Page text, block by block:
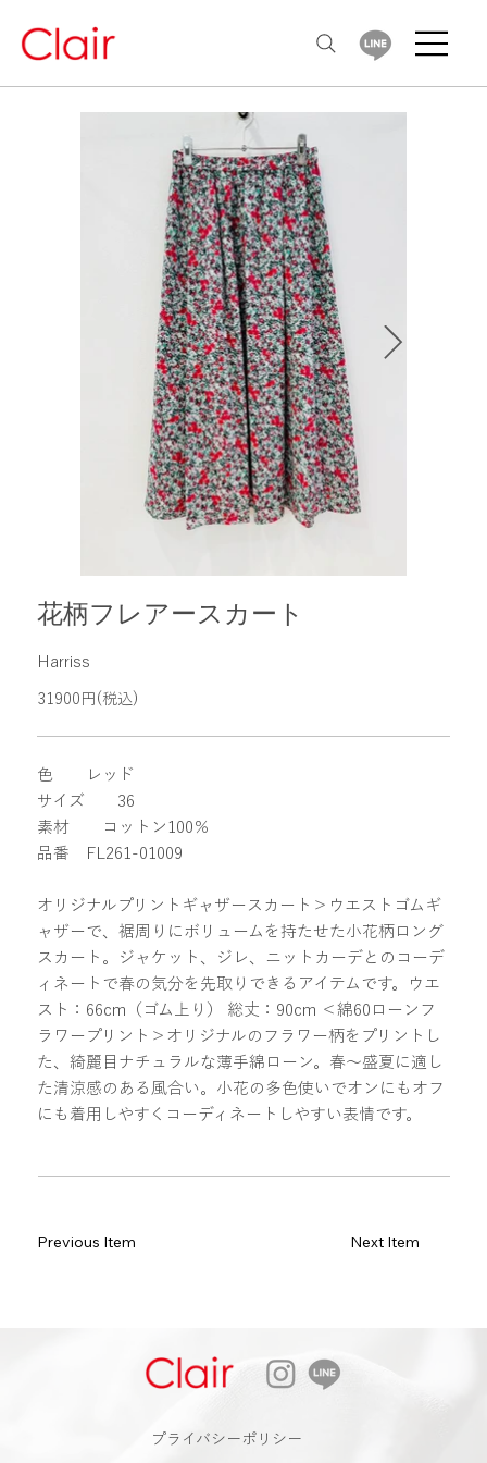
花柄フレアースカート
Harriss
31900円(税込)
色 レッド
サイズ 36
素材 コットン100％
品番 FL261-01009
オリジナルプリントギャザースカート＞ウエストゴムギ
ャザーで、裾周りにボリュームを持たせた小花柄ロング
スカート。ジャケット、ジレ、ニットカーデとのコーデ
ィネートで春の気分を先取りできるアイテムです。ウエ
スト：66cm（ゴム上り） 総丈：90cm ＜綿60ローンフ
ラワープリント＞オリジナルのフラワー柄をプリントし
た、綺麗目ナチュラルな薄手綿ローン。春～盛夏に適し
た清涼感のある風合い。小花の多色使いでオンにもオフ
にも着用しやすくコーディネートしやすい表情です。
Previous Item Next Item
​プライバシーポリシー